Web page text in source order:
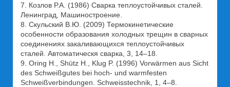
7. Козлов Р.А. (1986) Сварка теплоустойчивых сталей.
Ленинград, Машиностроение.
8. Скульский В.Ю. (2009) Термокинетические
особенности образования холодных трещин в сварных
соединениях закаливающихся теплоустойчивых
сталей. Автоматическя сварка, 3, 14–18.
9. Oring H., Shütz H., Klug P. (1996) Vorwärmen aus Sicht
des Schweißgutes bei hoch- und warmfesten
Schweißverbindungen. Schweisstechnik, 1, 4–8.